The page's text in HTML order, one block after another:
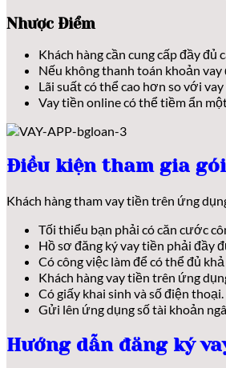
Nhược Điểm
Khách hàng cần cung cấp đầy đủ
Nếu không thanh toán khoản vay
Lãi suất có thể cao hơn so với
Vay tiền online có thể tiềm ẩn
Điều kiện tham gia
Khách hàng tham vay tiền trên ứng
Tối thiểu bạn phải có căn cước
Hồ sơ đăng ký vay tiền phải đầy
Có công việc làm để có thể đủ
Khách hàng vay tiền trên ứng
Có giấy khai sinh và số điện thoại.
Gửi lên ứng dụng số tài khoản
Hướng dẫn đăng ký